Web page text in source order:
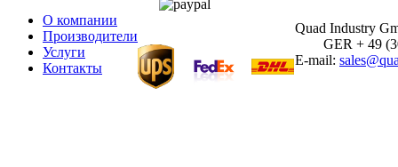
О компании
Производители
Услуги
Контакты
Quad Industry
GER + 49
E-mail: